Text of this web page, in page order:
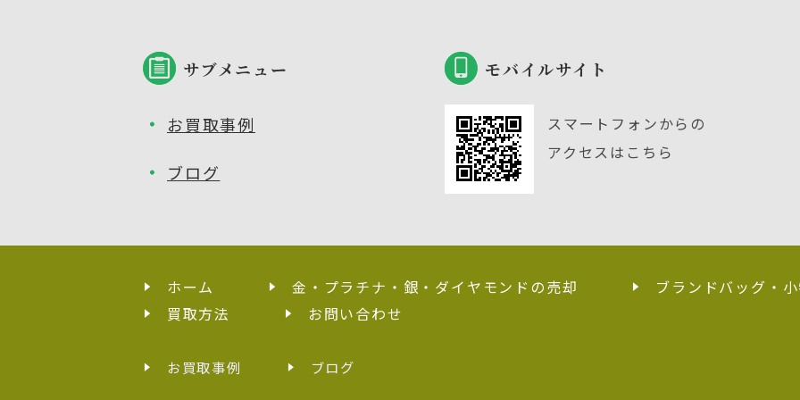
サブメニュー
お買取事例
ブログ
モバイルサイト
スマートフォンからの
アクセスはこちら
ホーム 金・プラチナ・銀・ダイヤモンドの売却
ブランドバッグ・
買取方法
お問い合わせ
お買取事例 ブログ